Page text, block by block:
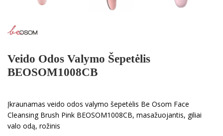
Veido Odos Valymo Šepetėlis
BEOSOM1008CB
Įkraunamas veido odos valymo šepetėlis Be Osom Face
Cleansing Brush Pink BEOSOM1008CB, masažuojantis, giliai
valo odą, rožinis